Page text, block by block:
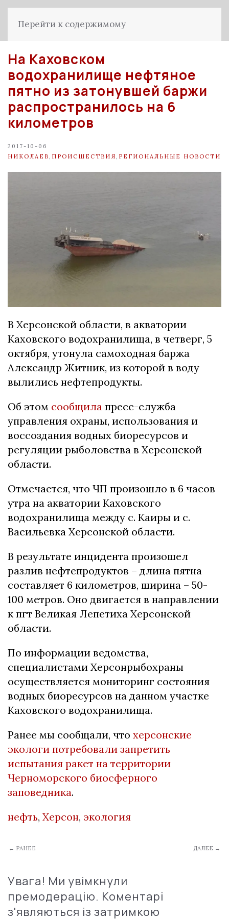
Перейти к содержимому
На Каховском
водохранилище нефтяное
пятно из затонувшей баржи
распространилось на 6
километров
2017-10-06
НИКОЛАЕВ ПРОИСШЕСТВИЯ РЕГИОНАЛЬНЫЕ НОВОСТИ
В Херсонской области, в акватории
Каховского водохранилища, в четверг, 5
октября, утонула самоходная баржа
Александр Житник, из которой в воду
вылились нефтепродукты.
Об этом сообщила пресс-служба
управления охраны, использования и
воссоздания водных биоресурсов и
регуляции рыболовства в Херсонской
области.
Отмечается, что ЧП произошло в 6 часов
утра на акватории Каховского
водохранилища между с. Каиры и с.
Васильевка Херсонской области.
В результате инцидента произошел
разлив нефтепродуктов – длина пятна
составляет 6 километров, ширина – 50-
100 метров. Оно двигается в направлении
к пгт Великая Лепетиха Херсонской
области.
По информации ведомства,
специалистами Херсонрыбохраны
осуществляется мониторинг состояния
водных биоресурсов на данном участке
Каховского водохранилища.
Ранее мы сообщали, что херсонские
экологи потребовали запретить
испытания ракет на территории
Черноморского биосферного
заповедника.
нефть, Херсон, экология
← РАНЕЕ ДАЛЕЕ →
Увага! Ми увімкнули
премодерацію. Коментарі
з'являються із затримкою